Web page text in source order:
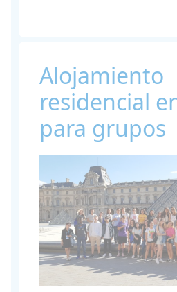
Alojamiento
residencial
para grupos